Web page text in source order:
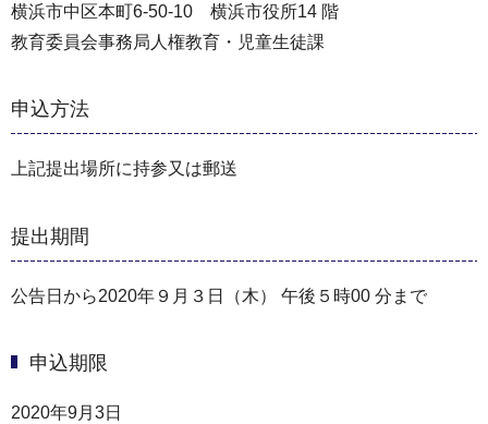
横浜市中区本町6-50-10 横浜市役所14 階
教育委員会事務局人権教育・児童生徒課
申込方法
上記提出場所に持参又は郵送
提出期間
公告日から2020年９月３日（木） 午後５時00 分まで
申込期限
2020年9月3日